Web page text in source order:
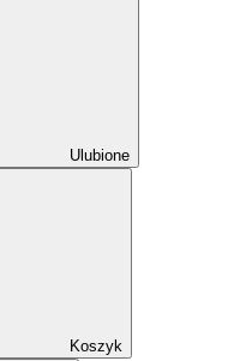
Ulubione
Koszyk